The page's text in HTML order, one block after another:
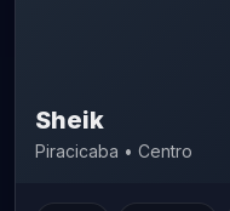
Sheik
Piracicaba • Centro